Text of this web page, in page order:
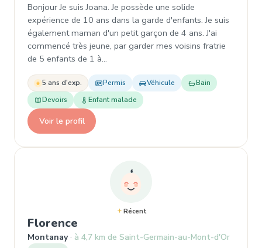
Bonjour Je suis Joana. Je possède une solide
expérience de 10 ans dans la garde d'enfants. Je suis
également maman d'un petit garçon de 4 ans. J'ai
commencé très jeune, par garder mes voisins fratrie
de 5 enfants de 1 à…
5 ans d'exp. Permis Véhicule
Bain
Devoirs
Enfant malade
Voir le profil
Récent
Florence
Montanay à 4,7 km de Saint-Germain-au-Mont-d'Or